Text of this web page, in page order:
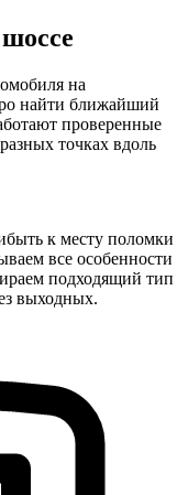
на
найти ближайший
проверенные
точках вдоль
к месту поломки
все особенности
подходящий тип
выходных.